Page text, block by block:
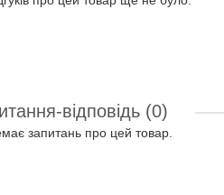
відповідь (0)
запитань про цей товар.